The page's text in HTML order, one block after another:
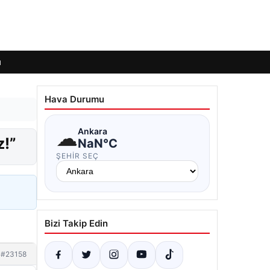
#23158
Hava Durumu
☁Ankara
NaN°C
ŞEHIR SEÇ
Bizi Takip Edin